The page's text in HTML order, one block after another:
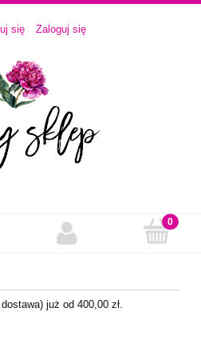
się Zaloguj się
już od 400,00 zł.